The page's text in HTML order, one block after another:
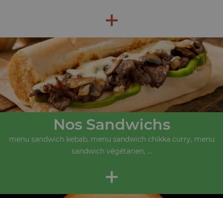
+
Nos Sandwichs
menu sandwich kebab, menu sandwich chikka curry, menu
sandwich végétarien, ...
+